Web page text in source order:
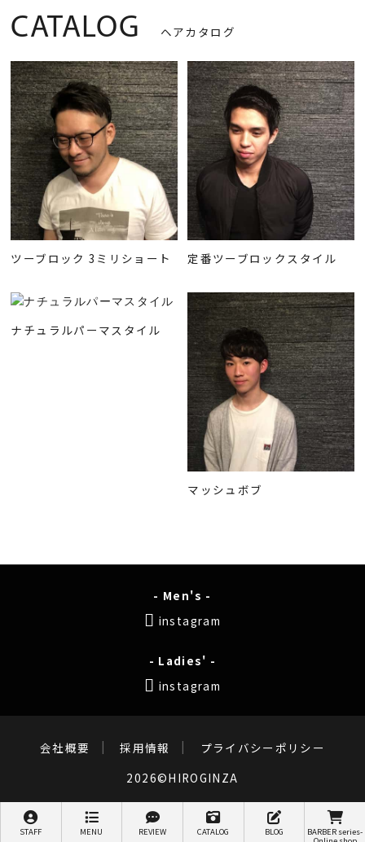
STAFF MENU REVIEW CATALOG BLOG BARBER series-
CATALOG ヘアカタログ
ツーブロック 3ミリショート 定番ツーブロックスタイル
ナチュラルパーマスタイル
マッシュボブ
- Men's -
instagram
- Ladies' -
instagram
会社概要 採用情報
プライバシーポリシー
2026©HIROGINZA